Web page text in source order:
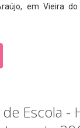
em Vieira
Escola -